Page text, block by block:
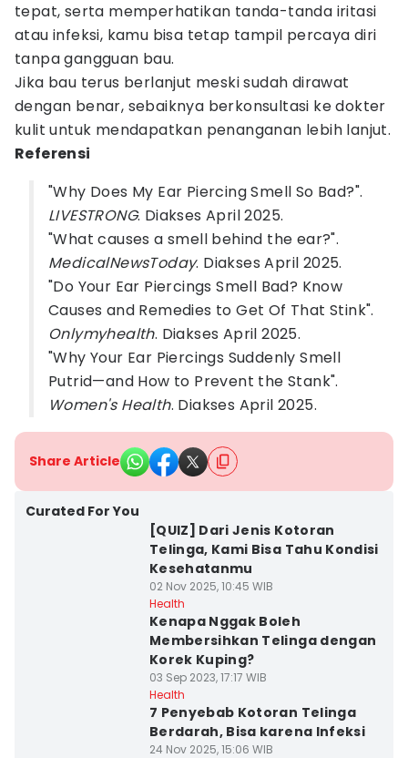
tepat, serta memperhatikan tanda-tanda iritasi
atau infeksi, kamu bisa tetap tampil percaya diri
tanpa gangguan bau.
Jika bau terus berlanjut meski sudah dirawat
dengan benar, sebaiknya berkonsultasi ke dokter
kulit untuk mendapatkan penanganan lebih lanjut.
Referensi
"Why Does My Ear Piercing Smell So Bad?".
LIVESTRONG. Diakses April 2025.
"What causes a smell behind the ear?".
MedicalNewsToday. Diakses April 2025.
"Do Your Ear Piercings Smell Bad? Know
Causes and Remedies to Get Of That Stink".
Onlymyhealth. Diakses April 2025.
"Why Your Ear Piercings Suddenly Smell
Putrid—and How to Prevent the Stank".
Women's Health. Diakses April 2025.
Share Article
Curated For You
[QUIZ] Dari Jenis Kotoran
Telinga, Kami Bisa Tahu Kondisi
Kesehatanmu
02 Nov 2025, 10:45 WIB
Health
Kenapa Nggak Boleh
Membersihkan Telinga dengan
Korek Kuping?
03 Sep 2023, 17:17 WIB
Health
7 Penyebab Kotoran Telinga
Berdarah, Bisa karena Infeksi
24 Nov 2025, 15:06 WIB